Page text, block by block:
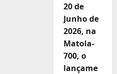
20 de
Junho de
2026, na
Matola-
700, o
lançame